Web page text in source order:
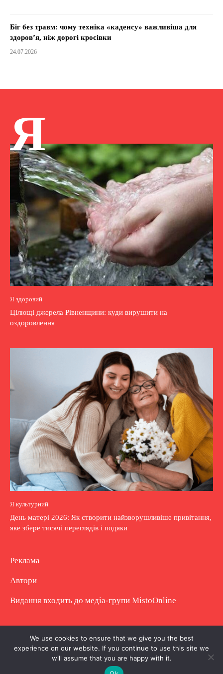
Біг без травм: чому техніка «каденсу» важливіша для
здоров’я, ніж дорогі кросівки
24.07.2026
Я
Я здоровий
Цілющі джерела Рівненщини: куди вирушити на
оздоровлення
Я культурний
День матері 2026: Як створити найзворушливіше привітання,
яке збере тисячі переглядів і подяки
Реклама
Автори
Видання входить до медіа-групи MistoOnline
Copyright © Повне використання матеріалу
заборонено. Частково можна з гіперпосиланням.
We use cookies to ensure that we give you the best
experience on our website. If you continue to use this site we
will assume that you are happy with it.